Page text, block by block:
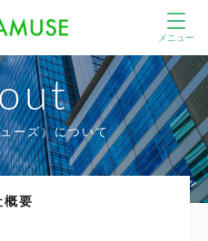
メニュー
ーズ）について
概要